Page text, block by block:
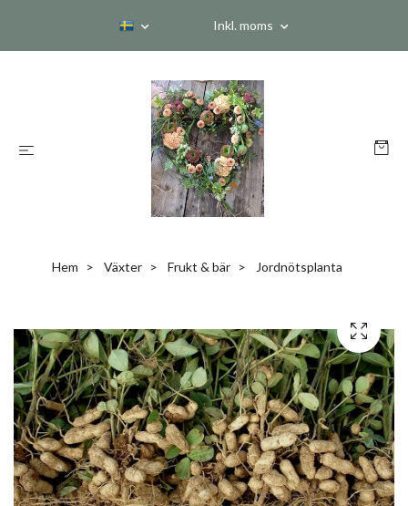
Inkl. moms
Hem Växter Frukt & bär Jordnötsplanta